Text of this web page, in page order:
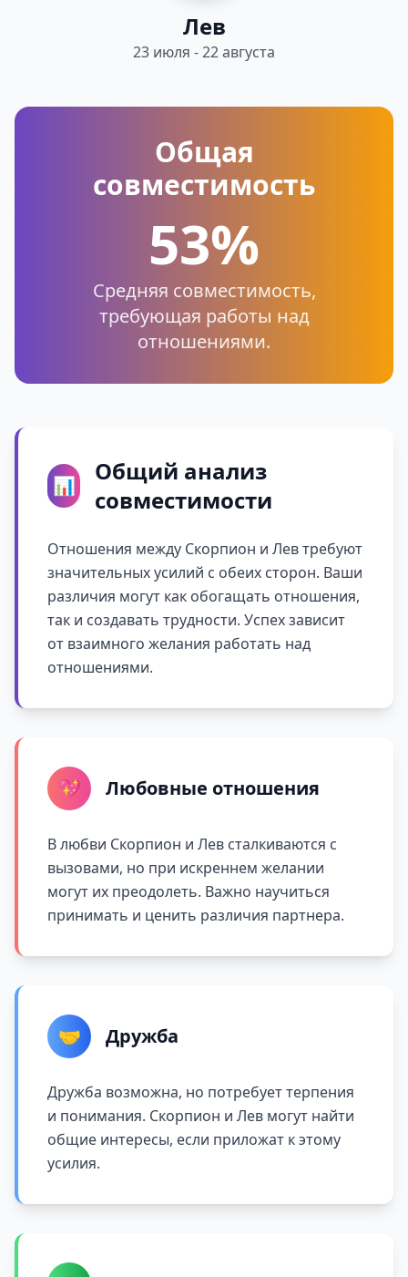
Лев
23 июля - 22 августа
Общая
совместимость
53%
Средняя совместимость,
требующая работы над
отношениями.
📊
Общий анализ
совместимости
Отношения между Скорпион и Лев требуют
значительных усилий с обеих сторон. Ваши
различия могут как обогащать отношения,
так и создавать трудности. Успех зависит
от взаимного желания работать над
отношениями.
💖 Любовные отношения
В любви Скорпион и Лев сталкиваются с
вызовами, но при искреннем желании
могут их преодолеть. Важно научиться
принимать и ценить различия партнера.
🤝 Дружба
Дружба возможна, но потребует терпения
и понимания. Скорпион и Лев могут найти
общие интересы, если приложат к этому
усилия.